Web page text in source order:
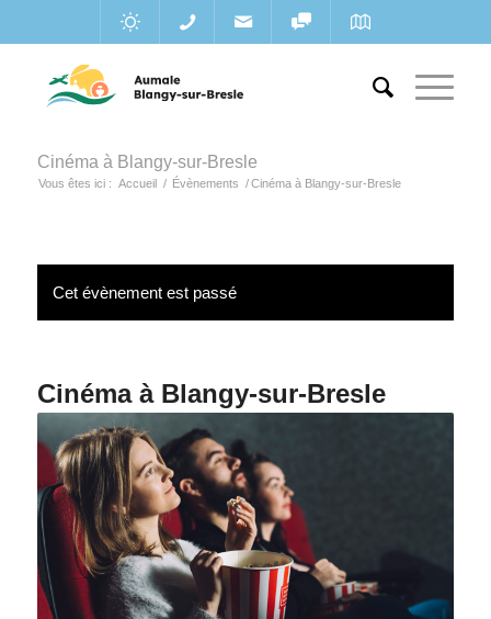
Cinéma à Blangy-sur-Bresle
Vous êtes ici : Accueil / Évènements / Cinéma à Blangy-sur-Bresle
Cet évènement est passé
Cinéma à Blangy-sur-Bresle